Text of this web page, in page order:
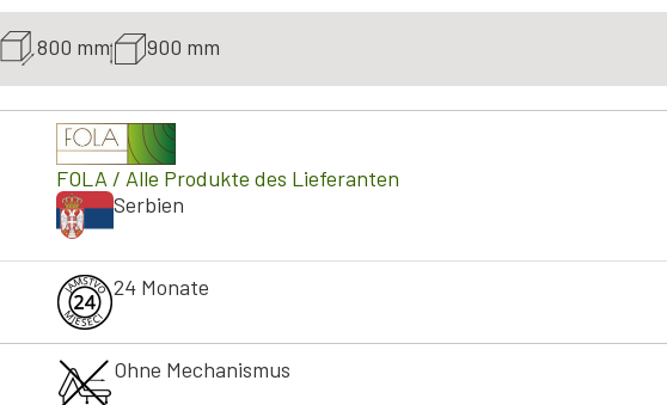
800 mm 900 mm
FOLA / Alle Produkte des Lieferanten
Serbien
24 Monate
Ohne Mechanismus